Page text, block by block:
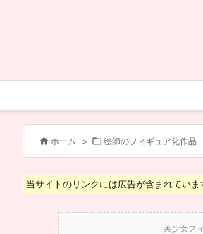
 ホーム >  絵師のフィギュア化作品
当サイトのリンクには広告が含まれていま
美少女フ